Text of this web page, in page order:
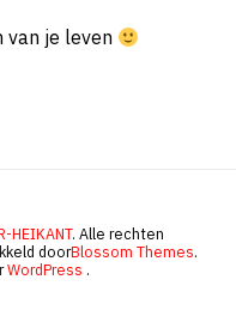
van je leven
HEIKANT. Alle rechten
doorBlossom Themes.
WordPress .